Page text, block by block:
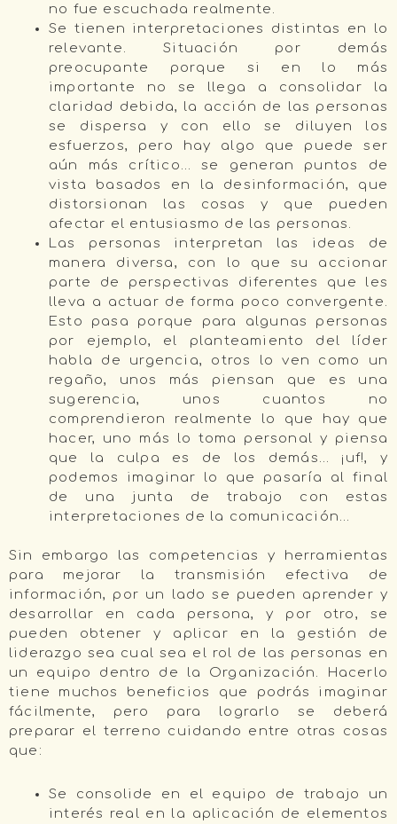
no fue escuchada realmente.
Se tienen interpretaciones distintas en lo
relevante. Situación por demás
preocupante porque si en lo más
importante no se llega a consolidar la
claridad debida, la acción de las personas
se dispersa y con ello se diluyen los
esfuerzos, pero hay algo que puede ser
aún más crítico… se generan puntos de
vista basados en la desinformación, que
distorsionan las cosas y que pueden
afectar el entusiasmo de las personas.
Las personas interpretan las ideas de
manera diversa, con lo que su accionar
parte de perspectivas diferentes que les
lleva a actuar de forma poco convergente.
Esto pasa porque para algunas personas
por ejemplo, el planteamiento del líder
habla de urgencia, otros lo ven como un
regaño, unos más piensan que es una
sugerencia, unos cuantos no
comprendieron realmente lo que hay que
hacer, uno más lo toma personal y piensa
que la culpa es de los demás… ¡uf!, y
podemos imaginar lo que pasaría al final
de una junta de trabajo con estas
interpretaciones de la comunicación…
Sin embargo las competencias y herramientas
para mejorar la transmisión efectiva de
información, por un lado se pueden aprender y
desarrollar en cada persona, y por otro, se
pueden obtener y aplicar en la gestión de
liderazgo sea cual sea el rol de las personas en
un equipo dentro de la Organización. Hacerlo
tiene muchos beneficios que podrás imaginar
fácilmente, pero para lograrlo se deberá
preparar el terreno cuidando entre otras cosas
que:
Se consolide en el equipo de trabajo un
interés real en la aplicación de elementos